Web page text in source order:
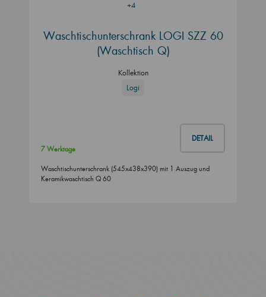
+4
Waschtischunterschrank LOGI SZZ 60
(Waschtisch Q)
Kollektion
Logi
DETAIL
7 Werktage
Waschtischunterschrank (545x438x390) mit 1 Auszug und
Keramikwaschtisch Q 60